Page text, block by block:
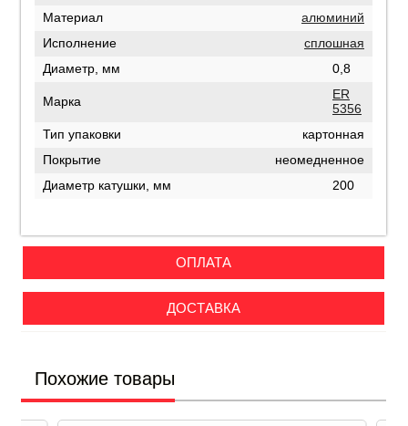
Материал
алюминий
Исполнение
сплошная
Диаметр, мм
0,8
Марка
ER
5356
Тип упаковки
картонная
Покрытие
неомедненное
Диаметр катушки, мм
200
ОПЛАТА
ДОСТАВКА
Похожие товары